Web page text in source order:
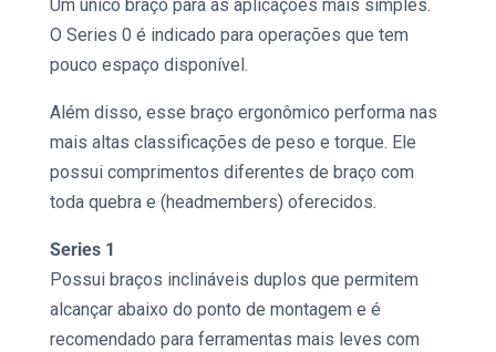
Um único braço para as aplicações mais simples.
O Series 0 é indicado para operações que tem
pouco espaço disponível.
Além disso, esse braço ergonômico performa nas
mais altas classificações de peso e torque. Ele
possui comprimentos diferentes de braço com
toda quebra e (headmembers) oferecidos.
Series 1
Possui braços inclináveis ​​duplos que permitem
alcançar abaixo do ponto de montagem e é
recomendado para ferramentas mais leves com